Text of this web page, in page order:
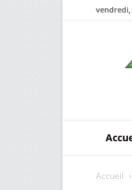
vendredi,
Accueil